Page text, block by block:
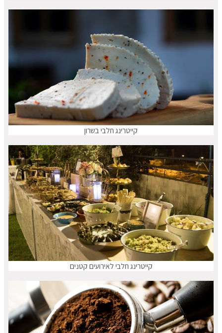
קייטרינג חלבי בשרון
קייטרינג חלבי לאירועים קטנים